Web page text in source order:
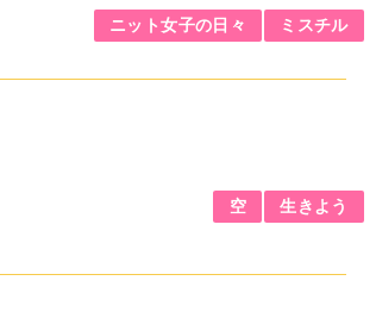
ニット女子の日々 ミスチル
空 生きよう